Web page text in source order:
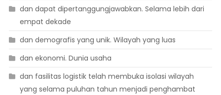
dan dapat dipertanggungjawabkan. Selama lebih dari
empat dekade
dan demografis yang unik. Wilayah yang luas
dan ekonomi. Dunia usaha
dan fasilitas logistik telah membuka isolasi wilayah
yang selama puluhan tahun menjadi penghambat